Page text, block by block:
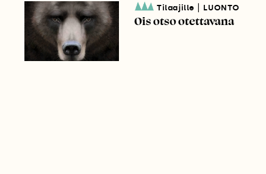
Tilaajille LUONTO
Ois otso otettavana